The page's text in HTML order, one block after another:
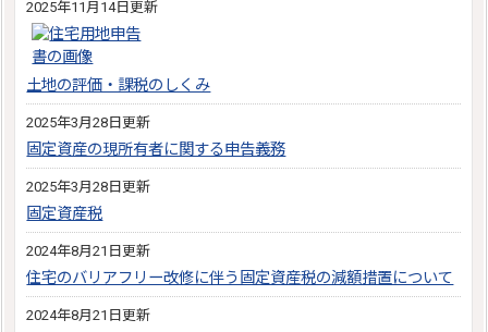
2025年11月14日更新
土地の評価・課税のしくみ
2025年3月28日更新
固定資産の現所有者に関する申告義務
2025年3月28日更新
固定資産税
2024年8月21日更新
住宅のバリアフリー改修に伴う固定資産税の減額措置について
2024年8月21日更新